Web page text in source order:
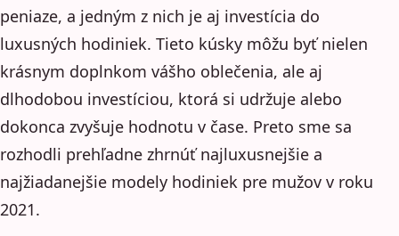
peniaze, a jedným z nich je aj investícia do
luxusných hodiniek. Tieto kúsky môžu byť nielen
krásnym doplnkom vášho oblečenia, ale aj
dlhodobou investíciou, ktorá si udržuje alebo
dokonca zvyšuje hodnotu v čase. Preto sme sa
rozhodli prehľadne zhrnúť najluxusnejšie a
najžiadanejšie modely hodiniek pre mužov v roku
2021.